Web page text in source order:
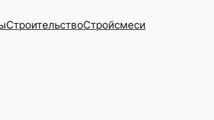
СтроительствоСтройсмеси